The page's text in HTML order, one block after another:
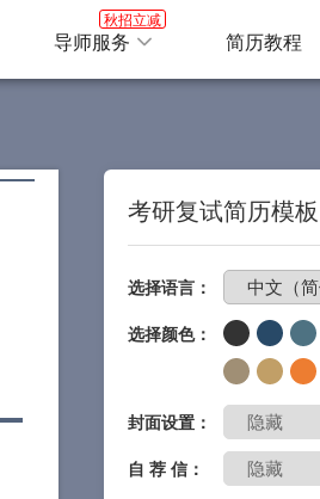
导师服务
秋招立减
简历教程
考研复试简历模板
选择语言：
选择颜色：
封面设置：
自 荐 信：